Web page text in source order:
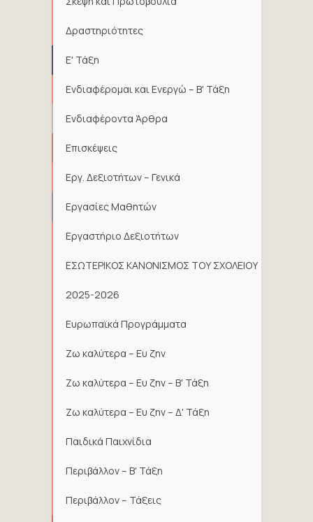
Δραστηριότητες
Ε' Τάξη
Ενδιαφέρομαι και Ενεργώ – Β' Τάξη
Ενδιαφέροντα Άρθρα
Επισκέψεις
Εργ. Δεξιοτήτων – Γενικά
Εργασίες Μαθητών
Εργαστήριο Δεξιοτήτων
ΕΣΩΤΕΡΙΚΟΣ ΚΑΝΟΝΙΣΜΟΣ ΤΟΥ ΣΧΟΛΕΙΟΥ
2025-2026
Ευρωπαϊκά Προγράμματα
Ζω καλύτερα – Ευ ζην
Ζω καλύτερα – Ευ ζην – Β' Τάξη
Ζω καλύτερα – Ευ ζην – Δ' Τάξη
Παιδικά Παιχνίδια
Περιβάλλον – Β' Τάξη
Περιβάλλον – Τάξεις